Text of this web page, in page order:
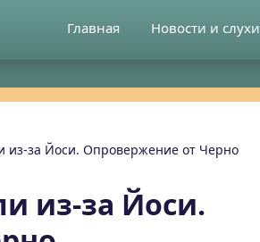
Главная Новости и слухи
из-за Йоси. Опровержение от Черно
из-за Йоси.